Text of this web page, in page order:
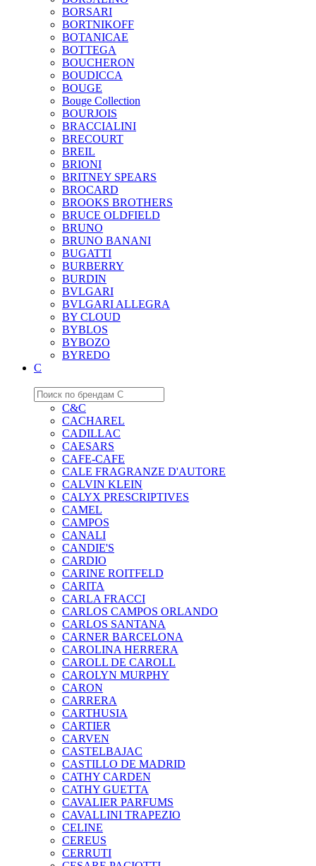
BORSARI
BORTNIKOFF
BOTANICAE
BOTTEGA
BOUCHERON
BOUDICCA
BOUGE
Bouge Collection
BOURJOIS
BRACCIALINI
BRECOURT
BREIL
BRIONI
BRITNEY SPEARS
BROCARD
BROOKS BROTHERS
BRUCE OLDFIELD
BRUNO
BRUNO BANANI
BUGATTI
BURBERRY
BURDIN
BVLGARI
BVLGARI ALLEGRA
BY CLOUD
BYBLOS
BYBOZO
BYREDO
C
C&C
CACHAREL
CADILLAC
CAESARS
CAFE-CAFE
CALE FRAGRANZE D'AUTORE
CALVIN KLEIN
CALYX PRESCRIPTIVES
CAMEL
CAMPOS
CANALI
CANDIE'S
CARDIO
CARINE ROITFELD
CARITA
CARLA FRACCI
CARLOS CAMPOS ORLANDO
CARLOS SANTANA
CARNER BARCELONA
CAROLINA HERRERA
CAROLL DE CAROLL
CAROLYN MURPHY
CARON
CARRERA
CARTHUSIA
CARTIER
CARVEN
CASTELBAJAC
CASTILLO DE MADRID
CATHY CARDEN
CATHY GUETTA
CAVALIER PARFUMS
CAVALLINI TRAPEZIO
CELINE
CEREUS
CERRUTI